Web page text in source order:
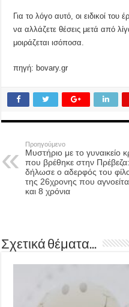
Για το λόγο αυτό, οι ειδικοί
να αλλάζετε θέσεις μετά από
μοιράζεται ισόποσα.
πηγή: bovary.gr
Προηγούμενο
Μυστήριο με το γυναικείο
που βρέθηκε στην
δήλωσε ο αδερφός του
της 26χρονης που
και 8 χρόνια
Σχετικά θέματα...